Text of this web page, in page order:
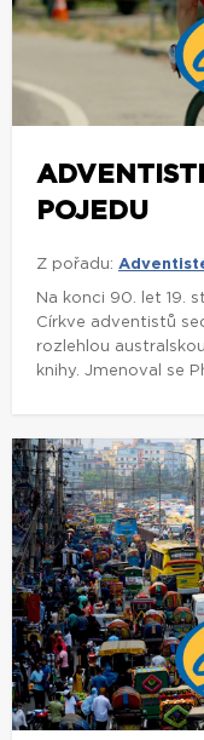
POJEDU
Z pořadu:
Na konci 90. let 19.
Církve adventistů
rozlehlou
knihy. Jmenoval se